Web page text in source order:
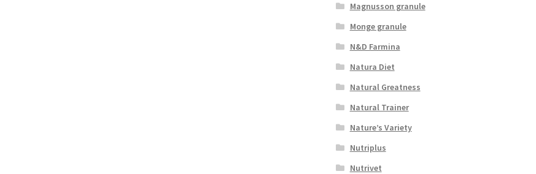
Magnusson granule
Monge granule
N&D Farmina
Natura Diet
Natural Greatness
Natural Trainer
Nature’s Variety
Nutriplus
Nutrivet